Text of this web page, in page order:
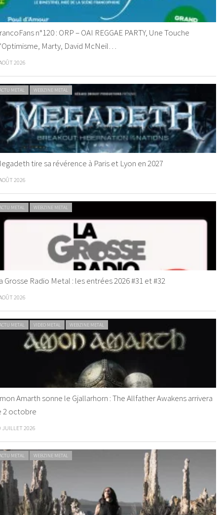
n°120 : ORP – OAI REGGAE PARTY, Une Touche
Marty, David McNeil…
2026
METAL WEBZINE METAL
tire sa révérence à Paris et Lyon en 2027
2026
METAL WEBZINE METAL
Grosse Radio Metal : les entrées 2026 #31 et #32
2026
METAL VIDEO METAL WEBZINE METAL
Amarth sonne le Gjallarhorn : The Allfather Awakens arrivera
2 octobre
JUILLET 2026
METAL WEBZINE METAL